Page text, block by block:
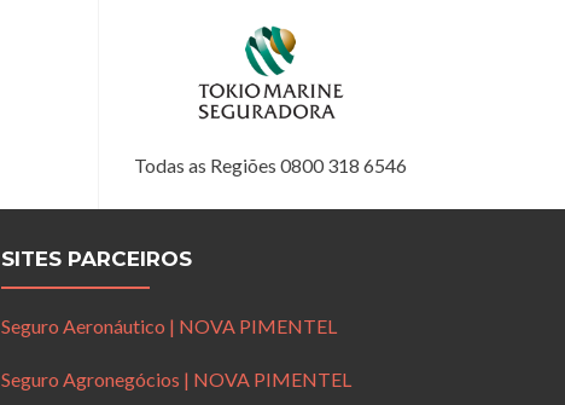
Todas as Regiões 0800 318 6546
SITES PARCEIROS
Seguro Aeronáutico | NOVA PIMENTEL
Seguro Agronegócios | NOVA PIMENTEL